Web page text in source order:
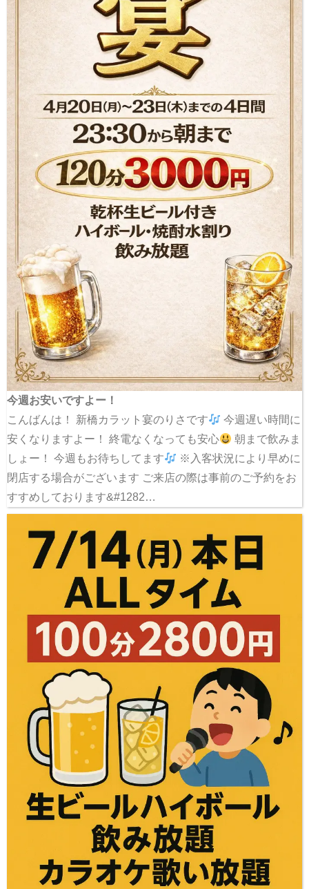
今週お安いですよー！
こんばんは！ 新橋カラット宴のりさです
今週遅い時間に
安くなりますよー！ 終電なくなっても安心
朝まで飲みま
しょー！ 今週もお待ちしてます
※入客状況により早めに
閉店する場合がございます ご来店の際は事前のご予約をお
すすめしております&#1282…